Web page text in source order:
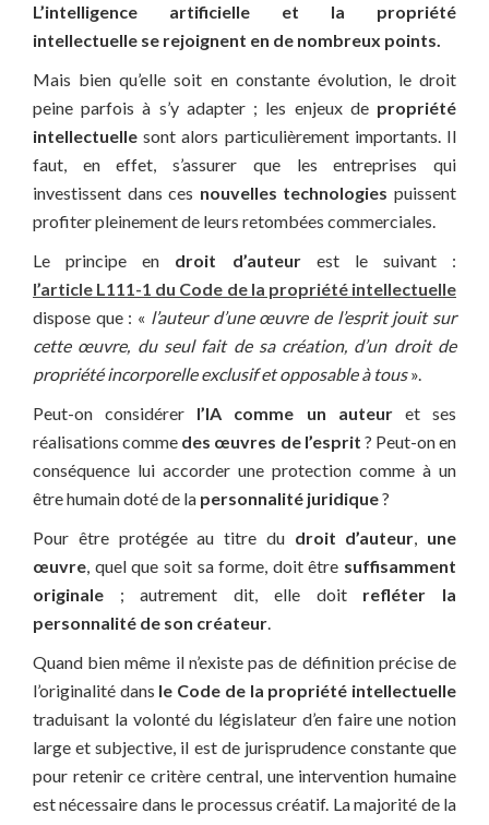
L’intelligence artificielle et la propriété
intellectuelle se rejoignent en de nombreux points.
Mais bien qu’elle soit en constante évolution, le droit
peine parfois à s’y adapter ; les enjeux de propriété
intellectuelle sont alors particulièrement importants. Il
faut, en effet, s’assurer que les entreprises qui
investissent dans ces nouvelles technologies puissent
profiter pleinement de leurs retombées commerciales.
Le principe en droit d’auteurest le suivant :
l’article L111-1 du Code de la propriété intellectuelle
dispose que : « l’auteur d’une œuvre de l’esprit jouit sur
cette œuvre, du seul fait de sa création, d’un droit de
propriété incorporelle exclusif et opposable à tous».
Peut-on considérer l’IA comme un auteuret ses
réalisations comme des œuvres de l’esprit ? Peut-on en
conséquence lui accorder une protection comme à un
être humain doté de la personnalité juridique?
Pour être protégée au titre du droit d’auteur, une
œuvre, quel que soit sa forme, doit être suffisamment
originale ; autrement dit, elle doit refléter la
personnalité de son créateur.
Quand bien même il n’existe pas de définition précise de
l’originalité dans le Code de la propriété intellectuelle
traduisant la volonté du législateur d’en faire une notion
large et subjective, il est de jurisprudence constante que
pour retenir ce critère central, une intervention humaine
est nécessaire dans le processus créatif. La majorité de la